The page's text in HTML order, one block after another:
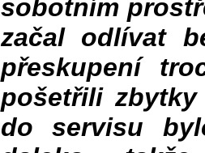
sobotním
začal odlívat
přeskupení
pošetřili
do servisu